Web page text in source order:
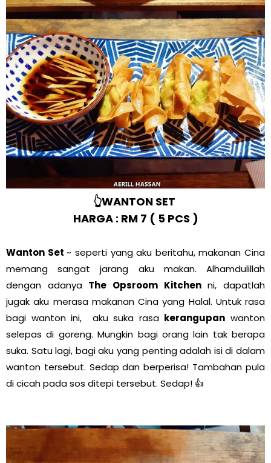
👆WANTON SET
HARGA : RM 7 ( 5 PCS )
Wanton Set~ seperti yang aku beritahu, makanan Cina
memang sangat jarang aku makan. Alhamdulillah
dengan adanya The Opsroom Kitchenni, dapatlah
jugak aku merasa makanan Cina yang Halal. Untuk rasa
bagi wanton ini, aku suka rasa kerangupan wanton
selepas di goreng. Mungkin bagi orang lain tak berapa
suka. Satu lagi, bagi aku yang penting adalah isi di dalam
wanton tersebut. Sedap dan berperisa! Tambahan pula
di cicah pada sos ditepi tersebut. Sedap! 👍